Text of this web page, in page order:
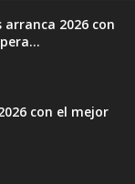
2026 con
con el mejor